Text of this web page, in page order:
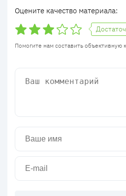
Оцените качество материала:
Помогите нам составить объективную